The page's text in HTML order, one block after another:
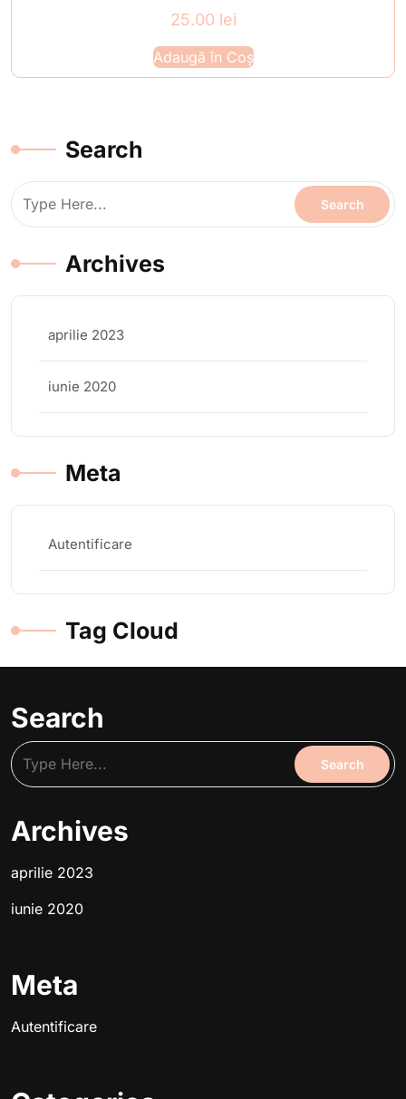
25.00 lei
Adaugă în Coș
Search
Archives
aprilie 2023
iunie 2020
Meta
Autentificare
Tag Cloud
Search
Archives
aprilie 2023
iunie 2020
Meta
Autentificare